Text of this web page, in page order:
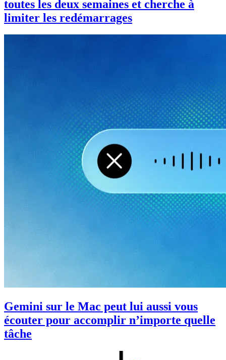
toutes les deux semaines et cherche à
limiter les redémarrages
Gemini sur le Mac peut lui aussi vous
écouter pour accomplir n’importe quelle
tâche